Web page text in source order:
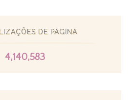
DE PÁGINA
4,140,583